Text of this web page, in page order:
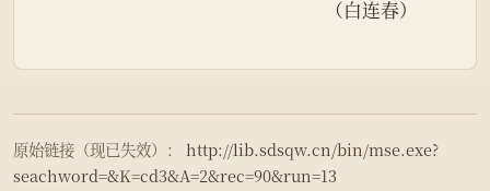
                                                                 （白连春）
原始链接（现已失效）：
http://lib.sdsqw.cn/bin/mse.exe?
seachword=&K=cd3&A=2&rec=90&run=13